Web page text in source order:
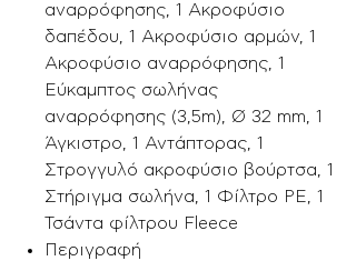
αναρρόφησης, 1 Ακροφύσιο
δαπέδου, 1 Ακροφύσιο αρμών, 1
Ακροφύσιο αναρρόφησης, 1
Εύκαμπτος σωλήνας
αναρρόφησης (3,5m), Ø 32 mm, 1
Άγκιστρο, 1 Αντάπτορας, 1
Στρογγυλό ακροφύσιο βούρτσα, 1
Στήριγμα σωλήνα, 1 Φίλτρο PE, 1
Τσάντα φίλτρου Fleece
Περιγραφή